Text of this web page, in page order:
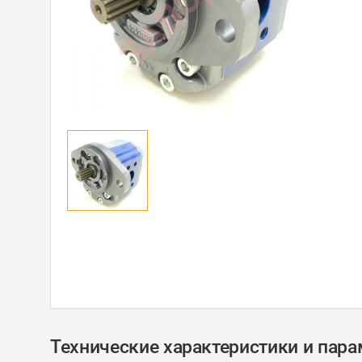
Технические характеристики и